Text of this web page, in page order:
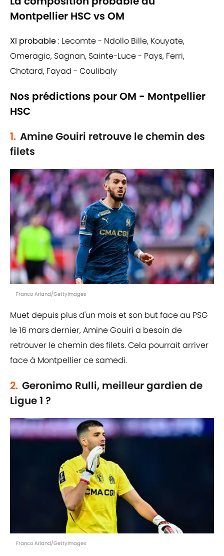
Montpellier HSC vs OM
XI probable: Lecomte - Ndollo Bille, Kouyate,
Omeragic, Sagnan, Sainte-Luce - Pays, Ferri,
Chotard, Fayad - Coulibaly
Nos prédictions pour OM - Montpellier
HSC
1. Amine Gouiri retrouve le chemin des
filets
Franco Arland/GettyImages
Muet depuis plus d'un mois et son but face au PSG
le 16 mars dernier, Amine Gouiri a besoin de
retrouver le chemin des filets. Cela pourrait arriver
face à Montpellier ce samedi.
2. Geronimo Rulli, meilleur gardien de
Ligue 1 ?
Franco Arland/GettyImages